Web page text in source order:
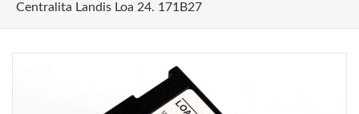
Centralita Landis Loa 24. 171B27